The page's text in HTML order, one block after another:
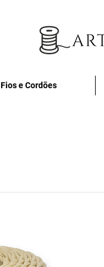
Fios e Cordões